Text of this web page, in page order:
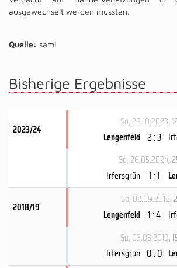
ausgewechselt werden mussten.
Quelle: sami
Bisherige Ergebnisse
2023/24
So, 29.10.2023,
Lengenfeld 2 : 3
So, 26.05.2024,
Irfersgrün
1 : 1
2018/19
So, 02.09.2018,
Lengenfeld 1 : 4
So, 03.03.2019,
Irfersgrün 0 : 0